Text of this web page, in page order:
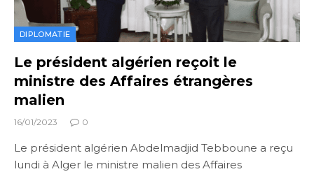
DIPLOMATIE
Le président algérien reçoit le
ministre des Affaires étrangères
malien
16/01/2023 0
Le président algérien Abdelmadjid Tebboune a reçu
lundi à Alger le ministre malien des Affaires